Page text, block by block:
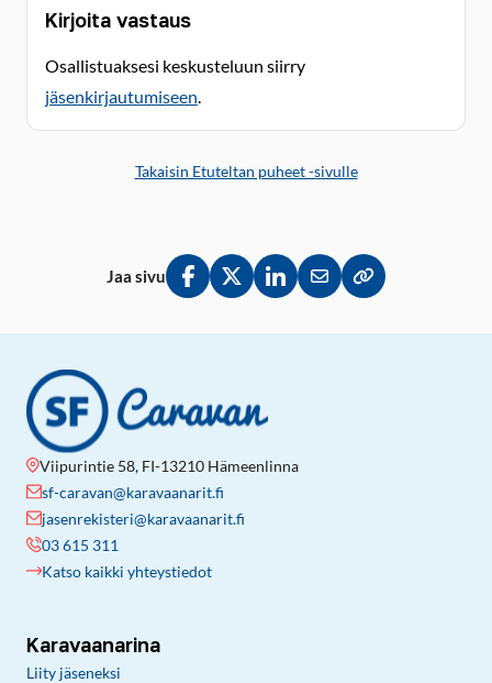
Kirjoita vastaus
Osallistuaksesi keskusteluun siirry
jäsenkirjautumiseen.
Takaisin Etuteltan puheet -sivulle
Jaa sivu
Jaa Facebookissa
Jaa Twitterissä
Jaa LinkedInissä
Jaa sähköpostitse
Kopioi linkki
Viipurintie 58, FI-13210 Hämeenlinna
sf-caravan@karavaanarit.fi
jasenrekisteri@karavaanarit.fi
03 615 311
Katso kaikki yhteystiedot
Karavaanarina
Liity jäseneksi